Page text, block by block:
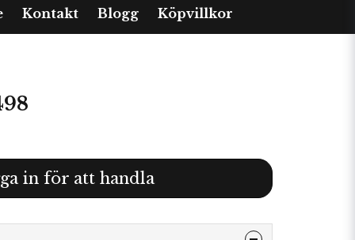
Kontakt Blogg Köpvillkor
in för att handla